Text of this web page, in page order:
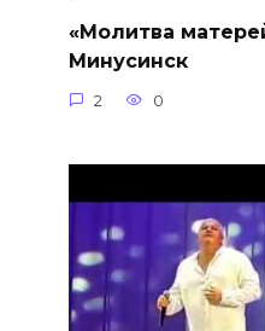
«Молитва
Минусинск
2 0